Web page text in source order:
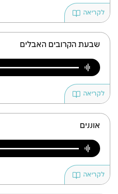
לקריאה
שבעת הקרובים האבלים
לקריאה
אוננים
לקריאה